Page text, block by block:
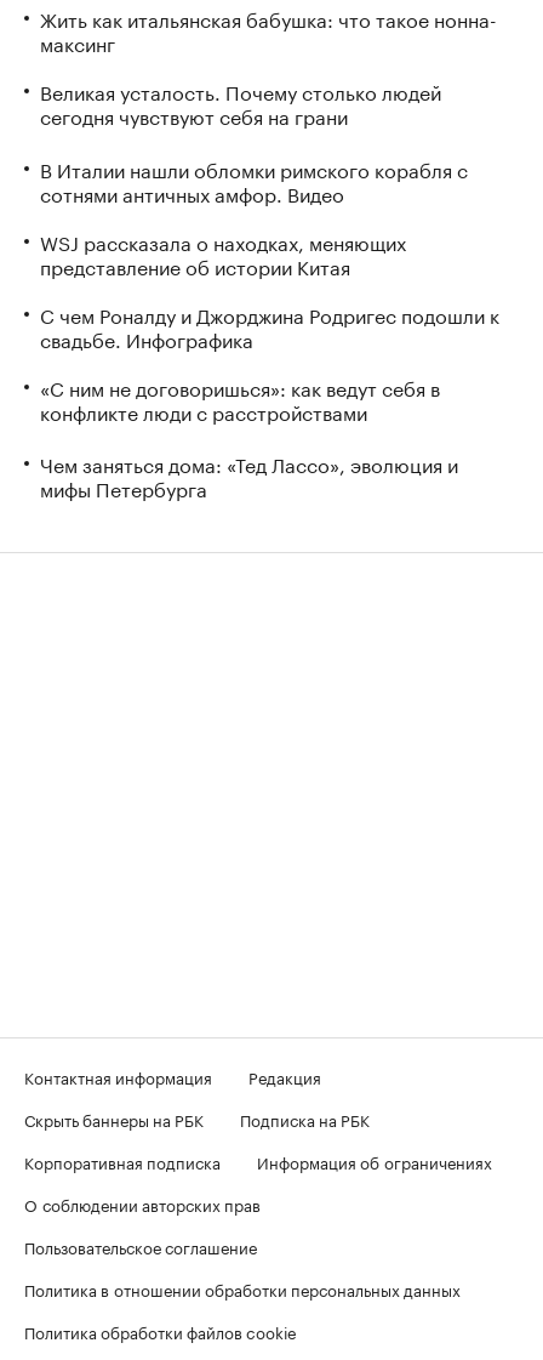
Жить как итальянская бабушка: что такое нонна-
максинг
Великая усталость. Почему столько людей
сегодня чувствуют себя на грани
В Италии нашли обломки римского корабля с
сотнями античных амфор. Видео
WSJ рассказала о находках, меняющих
представление об истории Китая
С чем Роналду и Джорджина Родригес подошли к
свадьбе. Инфографика
«С ним не договоришься»: как ведут себя в
конфликте люди с расстройствами
Чем заняться дома: «Тед Лассо», эволюция и
мифы Петербурга
Контактная информация
Редакция
Скрыть баннеры на РБК
Подписка на РБК
Корпоративная подписка
Информация об ограничениях
О соблюдении авторских прав
Пользовательское соглашение
Политика в отношении обработки персональных данных
Политика обработки файлов cookie